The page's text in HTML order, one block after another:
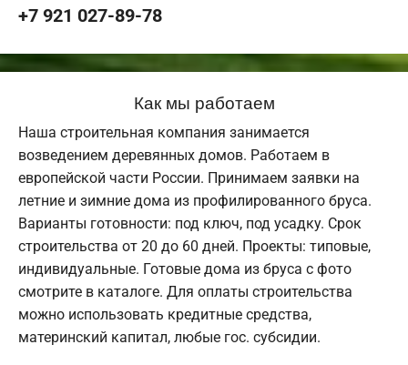
+7 921 027-89-78
Как мы работаем
Наша строительная компания занимается
возведением деревянных домов. Работаем в
европейской части России. Принимаем заявки на
летние и зимние дома из профилированного бруса.
Варианты готовности: под ключ, под усадку. Срок
строительства от 20 до 60 дней. Проекты: типовые,
индивидуальные. Готовые дома из бруса с фото
смотрите в каталоге. Для оплаты строительства
можно использовать кредитные средства,
материнский капитал, любые гос. субсидии.